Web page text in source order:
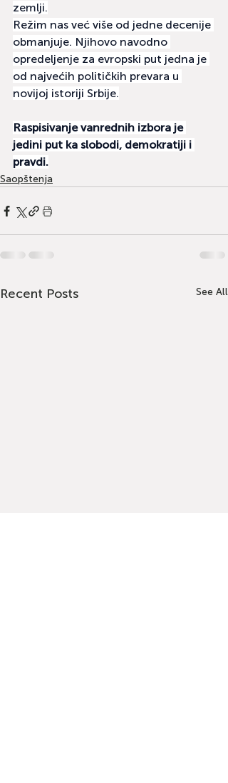
zemlji.
Režim nas već više od jedne decenije
obmanjuje. Njihovo navodno
opredeljenje za evropski put jedna je
od najvećih političkih prevara u
novijoj istoriji Srbije.
Raspisivanje vanrednih izbora je
jedini put ka slobodi, demokratiji i
pravdi.
Saopštenja
Recent Posts See All